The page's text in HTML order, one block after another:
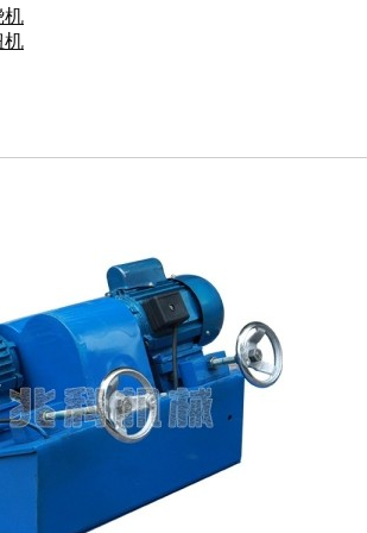
机
机